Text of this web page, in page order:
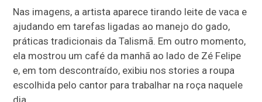
Nas imagens, a artista aparece tirando leite de vaca e
ajudando em tarefas ligadas ao manejo do gado,
práticas tradicionais da Talismã. Em outro momento,
ela mostrou um café da manhã ao lado de Zé Felipe
e, em tom descontraído, exibiu nos stories a roupa
escolhida pelo cantor para trabalhar na roça naquele